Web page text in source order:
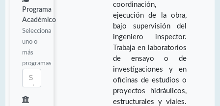
Programa
Académico
Selecciona
uno o
más
programas
coordinación,
ejecución de la obra,
bajo supervisión del
ingeniero inspector.
Trabaja en laboratorios
de ensayo o de
investigaciones y en
oficinas de estudios o
proyectos hidráulicos,
estructurales y viales.